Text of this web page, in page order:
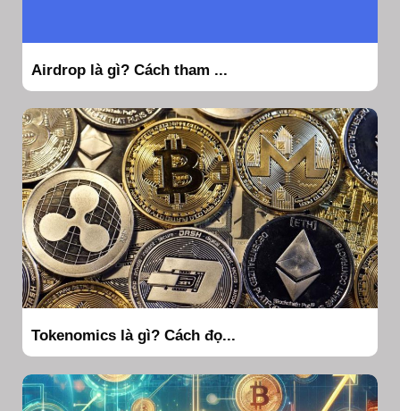
Airdrop là gì? Cách tham ...
Tokenomics là gì? Cách đọ...